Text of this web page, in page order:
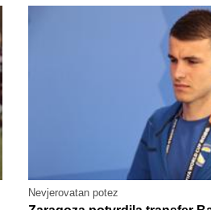
Nevjerovatan potez